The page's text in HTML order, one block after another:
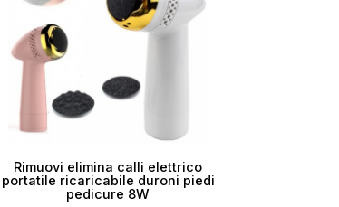
Rimuovi elimina calli elettrico
portatile ricaricabile duroni piedi
pedicure 8W